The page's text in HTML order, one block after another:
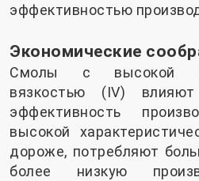
эффективностью
Экономические
Смолы с высокой
вязкостью (IV)
эффективность
высокой
дороже, потребляют
более низкую